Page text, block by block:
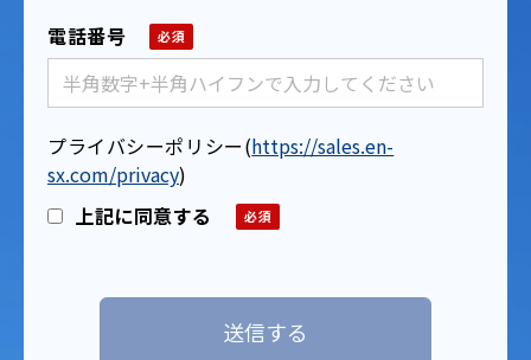
電話番号
プライバシーポリシー(https://sales.en-
sx.com/privacy)
上記に同意する